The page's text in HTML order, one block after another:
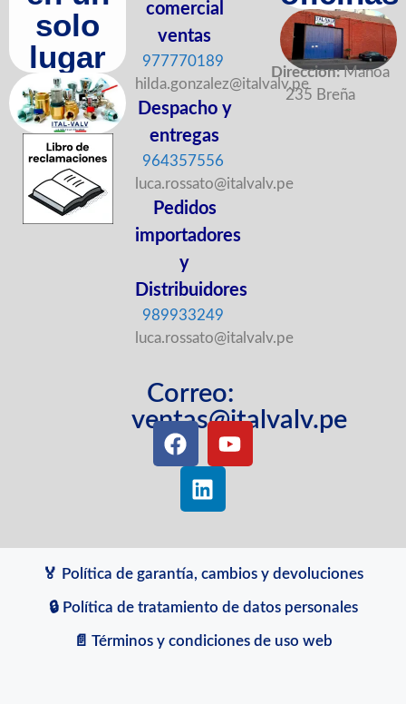
solo
lugar
comercial
ventas
977770189
hilda.gonzalez@italvalv.pe
Despacho y
entregas
964357556
luca.rossato@italvalv.pe
Pedidos
importadores
y
Distribuidores
989933249
luca.rossato@italvalv.pe
Correo:
ventas@italvalv.pe
Direccion:Manoa
235 Breña
🏅 Política de garantía, cambios y devoluciones
🔒 Política de tratamiento de datos personales
📄 Términos y condiciones de uso web